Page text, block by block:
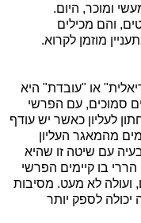
ומוכר, היום.
והם מכילים
מוזמן לקרוא.
או "עובדת" היא
סמוכים, עם הפרשי
לעליון כאשר יש עודף
מהמאגר העליון
עם שיטה זו שהיא
בו קיימים הפרשי
ועולה לא מעט. מסיבות
לספק יותר